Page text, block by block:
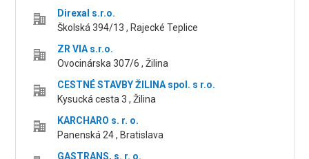
Direxal s.r.o.
Školská 394/13 , Rajecké Teplice
ZR VIA s.r.o.
Ovocinárska 307/6 , Žilina
CESTNÉ STAVBY ŽILINA spol. s r.o.
Kysucká cesta 3 , Žilina
KARCHARO s. r. o.
Panenská 24 , Bratislava
GASTRANS, s. r. o.